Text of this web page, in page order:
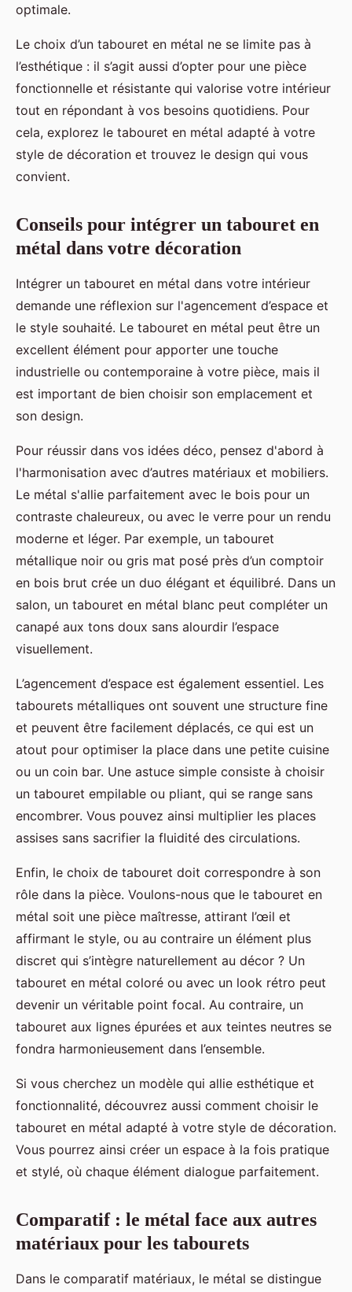
optimale.
Le choix d’un tabouret en métal ne se limite pas à
l’esthétique : il s’agit aussi d’opter pour une pièce
fonctionnelle et résistante qui valorise votre intérieur
tout en répondant à vos besoins quotidiens. Pour
cela, explorez le tabouret en métal adapté à votre
style de décoration et trouvez le design qui vous
convient.
Conseils pour intégrer un tabouret en
métal dans votre décoration
Intégrer un tabouret en métal dans votre intérieur
demande une réflexion sur l'agencement d’espace et
le style souhaité. Le tabouret en métal peut être un
excellent élément pour apporter une touche
industrielle ou contemporaine à votre pièce, mais il
est important de bien choisir son emplacement et
son design.
Pour réussir dans vos idées déco, pensez d'abord à
l'harmonisation avec d’autres matériaux et mobiliers.
Le métal s'allie parfaitement avec le bois pour un
contraste chaleureux, ou avec le verre pour un rendu
moderne et léger. Par exemple, un tabouret
métallique noir ou gris mat posé près d’un comptoir
en bois brut crée un duo élégant et équilibré. Dans un
salon, un tabouret en métal blanc peut compléter un
canapé aux tons doux sans alourdir l’espace
visuellement.
L’agencement d’espace est également essentiel. Les
tabourets métalliques ont souvent une structure fine
et peuvent être facilement déplacés, ce qui est un
atout pour optimiser la place dans une petite cuisine
ou un coin bar. Une astuce simple consiste à choisir
un tabouret empilable ou pliant, qui se range sans
encombrer. Vous pouvez ainsi multiplier les places
assises sans sacrifier la fluidité des circulations.
Enfin, le choix de tabouret doit correspondre à son
rôle dans la pièce. Voulons-nous que le tabouret en
métal soit une pièce maîtresse, attirant l’œil et
affirmant le style, ou au contraire un élément plus
discret qui s’intègre naturellement au décor ? Un
tabouret en métal coloré ou avec un look rétro peut
devenir un véritable point focal. Au contraire, un
tabouret aux lignes épurées et aux teintes neutres se
fondra harmonieusement dans l’ensemble.
Si vous cherchez un modèle qui allie esthétique et
fonctionnalité, découvrez aussi comment choisir le
tabouret en métal adapté à votre style de décoration.
Vous pourrez ainsi créer un espace à la fois pratique
et stylé, où chaque élément dialogue parfaitement.
Comparatif : le métal face aux autres
matériaux pour les tabourets
Dans le comparatif matériaux, le métal se distingue